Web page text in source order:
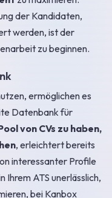
der Kandidaten,
werden, ist der
zu beginnen.
ermöglichen es
Datenbank für
von CVs zu haben,
, erleichtert bereits
interessanter Profile
Ihrem ATS unerlässlich,
bei Kanbox